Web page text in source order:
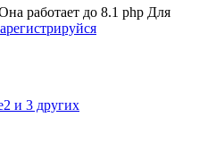
работает до 8.1 php Для
и 3 других